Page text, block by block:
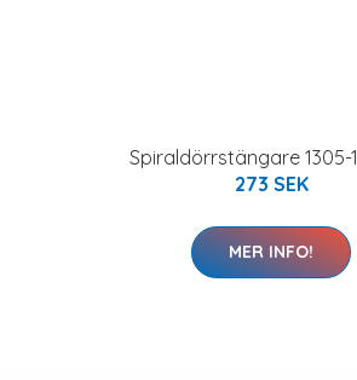
Spiraldörrstängare 1305-
273 SEK
MER INFO!